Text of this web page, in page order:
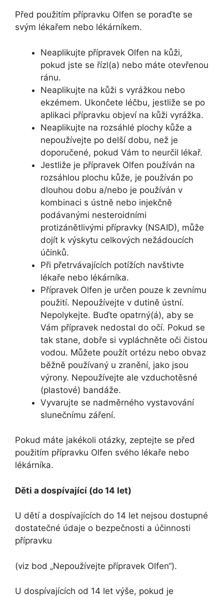
Před použitím přípravku Olfen se poraďte se
svým lékařem nebo lékárníkem.
Neaplikujte přípravek Olfen na kůži,
pokud jste se řízl(a) nebo máte otevřenou
ránu.
Neaplikujte na kůži s vyrážkou nebo
ekzémem. Ukončete léčbu, jestliže se po
aplikaci přípravku objeví na kůži vyrážka.
Neaplikujte na rozsáhlé plochy kůže a
nepoužívejte po delší dobu, než je
doporučené, pokud Vám to neurčil lékař.
Jestliže je přípravek Olfen používán na
rozsáhlou plochu kůže, je používán po
dlouhou dobu a/nebo je používán v
kombinaci s ústně nebo injekčně
podávanými nesteroidními
protizánětlivými přípravky (NSAID), může
dojít k výskytu celkových nežádoucích
účinků.
Při přetrvávajících potížích navštivte
lékaře nebo lékárníka.
Přípravek Olfen je určen pouze k zevnímu
použití. Nepoužívejte v dutině ústní.
Nepolykejte. Buďte opatrný(á), aby se
Vám přípravek nedostal do očí. Pokud se
tak stane, dobře si vypláchněte oči čistou
vodou. Můžete použít ortézu nebo obvaz
běžně používaný u zranění, jako jsou
výrony. Nepoužívejte ale vzduchotěsné
(plastové) bandáže.
Vyvarujte se nadměrného vystavování
slunečnímu záření.
Pokud máte jakékoli otázky, zeptejte se před
použitím přípravku Olfen svého lékaře nebo
lékárníka.
Děti a dospívající (do 14 let)
U dětí a dospívajících do 14 let nejsou dostupné
dostatečné údaje o bezpečnosti a účinnosti
přípravku
(viz bod „Nepoužívejte přípravek Olfen“).
U dospívajících od 14 let výše, pokud je